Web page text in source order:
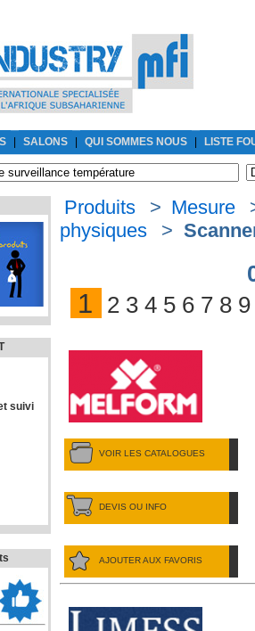
SALONS QUI SOMMES NOUS LISTE
suivi
Produits > Mesure
physiques
>
1 2 3 4 5 6 7 8 9
VOIR LES CATALOGUES
DEVIS OU INFO
AJOUTER AUX FAVORIS